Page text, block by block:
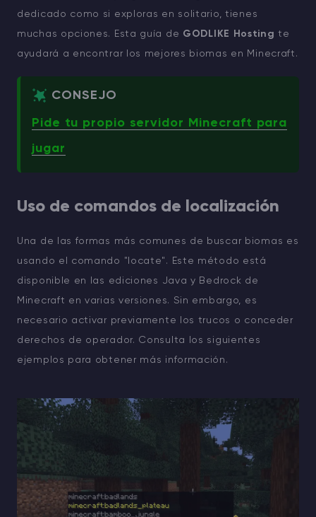
dedicado como si exploras en solitario, tienes
muchas opciones. Esta guía de GODLIKE Hosting te
ayudará a encontrar los mejores biomas en Minecraft.
CONSEJO
Pide tu propio servidor Minecraft para
jugar
Uso de comandos de localización
Una de las formas más comunes de buscar biomas es
usando el comando "locate". Este método está
disponible en las ediciones Java y Bedrock de
Minecraft en varias versiones. Sin embargo, es
necesario activar previamente los trucos o conceder
derechos de operador. Consulta los siguientes
ejemplos para obtener más información.